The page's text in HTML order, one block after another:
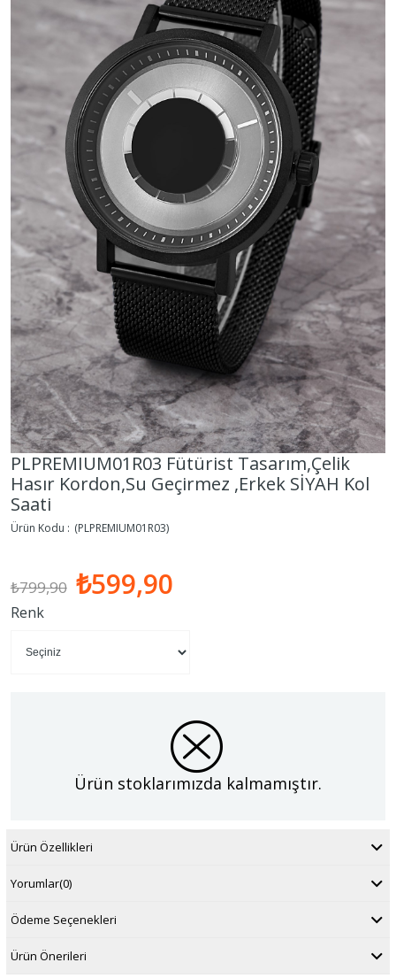
PLPREMIUM01R03 Fütürist Tasarım,Çelik
Hasır Kordon,Su Geçirmez ,Erkek SİYAH Kol
Saati
(PLPREMIUM01R03)
₺799,90 ₺599,90
Renk
Ürün stoklarımızda kalmamıştır.
Ürün Özellikleri
Yorumlar(0)
Ödeme Seçenekleri
Ürün Önerileri